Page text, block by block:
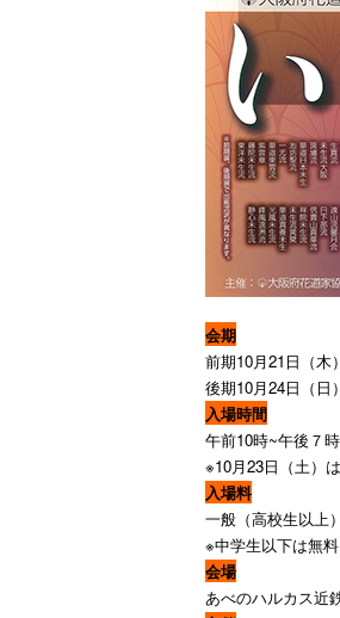
会期
前期10月21日（木
後期10月24日（日
入場時間
午前10時~午後７
※10月23日（土）
入場料
一般（高校生以上
※中学生以下は無料
会場
あべのハルカス